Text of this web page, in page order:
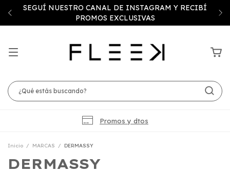
SEGUÍ NUESTRO CANAL DE INSTAGRAM Y RECIBÍ
PROMOS EXCLUSIVAS
Promos y dtos
Inicio / MARCAS / DERMASSY
DERMASSY